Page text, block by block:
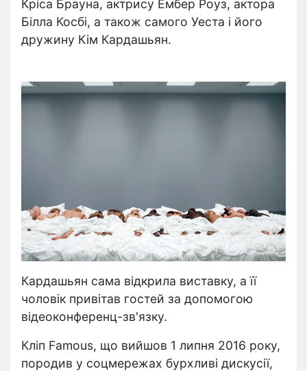
Кріса Брауна, актрису Ембер Роуз, актора
Білла Косбі, а також самого Уеста і його
дружину Кім Кардашьян.
Кардашьян сама відкрила виставку, а її
чоловік привітав гостей за допомогою
відеоконференц-зв'язку.
Кліп Famous, що вийшов 1 липня 2016 року,
породив у соцмережах бурхливі дискусії,